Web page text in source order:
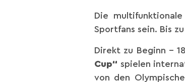
Die
Sportfans sein. Bis
Direkt zu Beginn –
Cup“ spielen
von den